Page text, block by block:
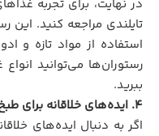
در نهایت، برای تجربه
تایلندی مراجعه کنید. این
استفاده از مواد تازه و
رستوران‌ها می‌توانید
ببرید.
۴. ایده‌های خلاقانه برای
اگر به دنبال ایده‌های